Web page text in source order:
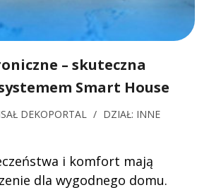
– skuteczna
Smart House
DEKOPORTAL / DZIAŁ: INNE
i komfort mają
dla wygodnego domu.